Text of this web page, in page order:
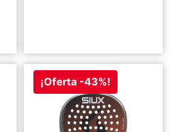
¡Oferta -43%!